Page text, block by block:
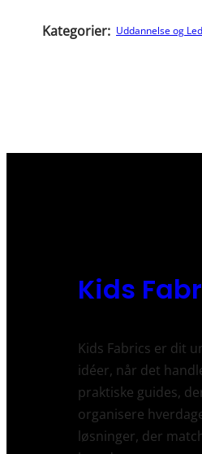
Kategorier: Uddannelse og
Kids
Kids Fabrics er dit
idéer, når det
praktiske guides,
organisere
løsninger, der